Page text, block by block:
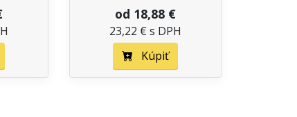
od 18,88 €
23,22 € s DPH
Kúpiť